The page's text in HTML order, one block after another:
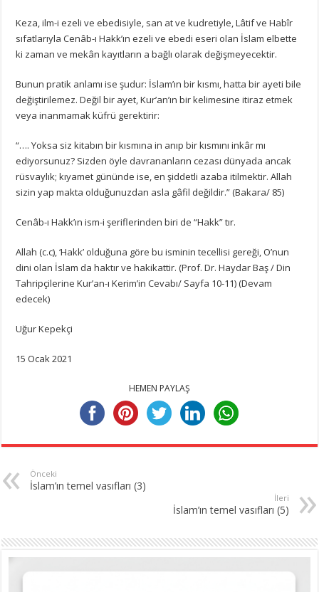
Keza, ilm-i ezeli ve ebedisiyle, san at ve kudretiyle, Lâtif ve Habîr
sıfatlarıyla Cenâb-ı Hakk’ın ezeli ve ebedi eseri olan İslam elbette
ki zaman ve mekân kayıtların a bağlı olarak değişmeyecektir.
Bunun pratik anlamı ise şudur: İslam’ın bir kısmı, hatta bir ayeti bile
değiştirilemez. Değil bir ayet, Kur’an’ın bir kelimesine itiraz etmek
veya inanmamak küfrü gerektirir:
“…. Yoksa siz kitabın bir kısmına in anıp bir kısmını inkâr mı
ediyorsunuz? Sizden öyle davrananların cezası dünyada ancak
rüsvaylık; kıyamet gününde ise, en şiddetli azaba itilmektir. Allah
sizin yap makta olduğunuzdan asla gâfil değildir.” (Bakara/ 85)
Cenâb-ı Hakk’ın ism-i şeriflerinden biri de “Hakk” tır.
Allah (c.c), ‘Hakk’ olduğuna göre bu isminin tecellisi gereği, O’nun
dini olan İslam da haktır ve hakikattir. (Prof. Dr. Haydar Baş / Din
Tahripçilerine Kur’an-ı Kerim’in Cevabı/ Sayfa 10-11) (Devam
edecek)
Uğur Kepekçi
15 Ocak 2021
HEMEN PAYLAŞ
Önceki
İslam’ın temel vasıfları (3)
İleri
İslam’ın temel vasıfları (5)